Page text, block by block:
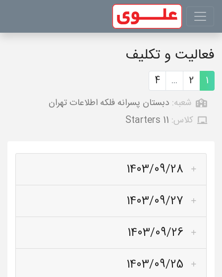
فعالیت و تکلیف
1
2
...
4
شعبه: دبستان پسرانه فلکه اطلاعات تهران
کلاس: Starters 11
1403/09/28
1403/09/27
1403/09/26
1403/09/25